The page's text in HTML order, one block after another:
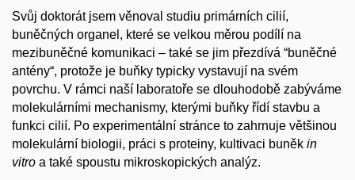
Svůj doktorát jsem věnoval studiu primárních cilií,
buněčných organel, které se velkou měrou podílí na
mezibuněčné komunikaci – také se jim přezdívá “buněčné
antény“, protože je buňky typicky vystavují na svém
povrchu. V rámci naší laboratoře se dlouhodobě zabýváme
molekulárními mechanismy, kterými buňky řídí stavbu a
funkci cilií. Po experimentální stránce to zahrnuje většinou
molekulární biologii, práci s proteiny, kultivaci buněk in
vitro a také spoustu mikroskopických analýz.